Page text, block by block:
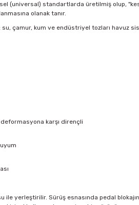
(universal) standartlarda üretilmiş olup,
olanak tanır.
su, çamur, kum ve endüstriyel tozları havuz
deformasyona karşı dirençli
ile yerleştirilir. Sürüş esnasında pedal